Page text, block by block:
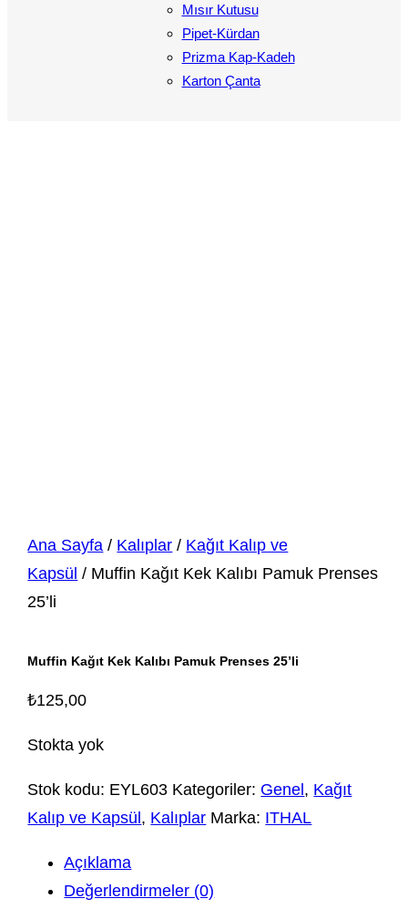
Mısır Kutusu
Pipet-Kürdan
Prizma Kap-Kadeh
Karton Çanta
Ana Sayfa / Kalıplar / Kağıt Kalıp ve
Kapsül / Muffin Kağıt Kek Kalıbı Pamuk Prenses
25’li
Muffin Kağıt Kek Kalıbı Pamuk Prenses 25’li
₺125,00
Stokta yok
Stok kodu: EYL603 Kategoriler: Genel , Kağıt
Kalıp ve Kapsül , Kalıplar Marka: ITHAL
Açıklama
Değerlendirmeler (0)